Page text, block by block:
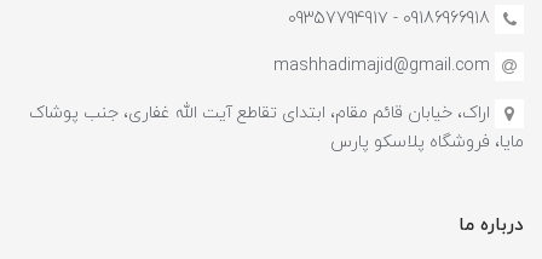
09186966918 - 0935779491۷
mashhadimajid@gmail.com
اراک، خیابان قائم مقام، ابتدای تقاطع آیت الله غفاری، جنب پوشاک
مایا، فروشگاه پلاسکو پارس
درباره ما